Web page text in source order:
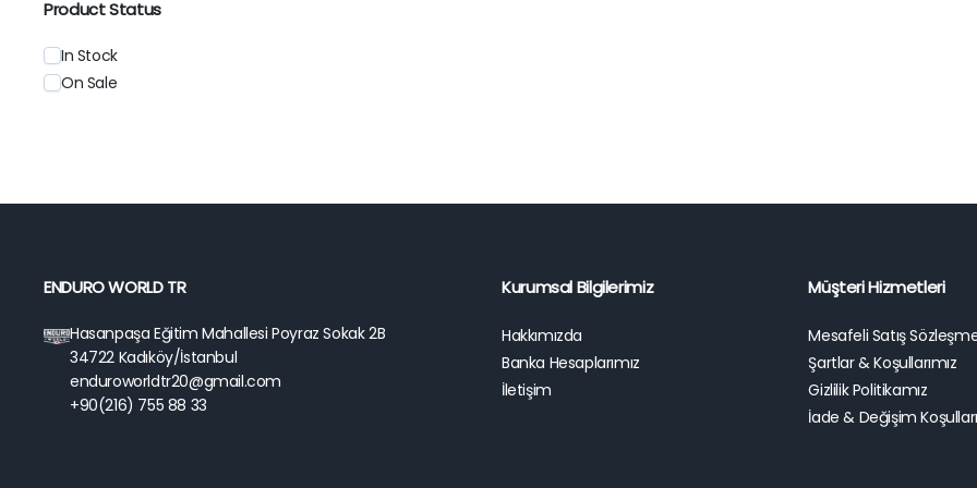
Product Status
In Stock
On Sale
ENDURO WORLD TR
Hasanpaşa Eğitim Mahallesi Poyraz Sokak 2B
34722 Kadıköy/İstanbul
enduroworldtr20@gmail.com
+90(216) 755 88 33
Kurumsal Bilgilerimiz
Hakkımızda
Banka Hesaplarımız
İletişim
Müşteri Hizmetleri
Mesafeli Satış
Şartlar & Koşullarımız
Gizlilik Politikamız
İade & Değişim Koşulları